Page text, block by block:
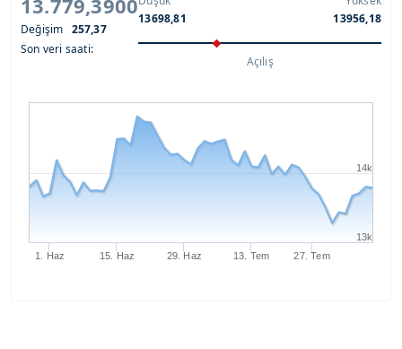
Değişim 257,37
Son veri saati:
13698,81
13956,18
Açılış
1. Haz 15. Haz 29. Haz 13. Tem 27. Tem
13k
14k